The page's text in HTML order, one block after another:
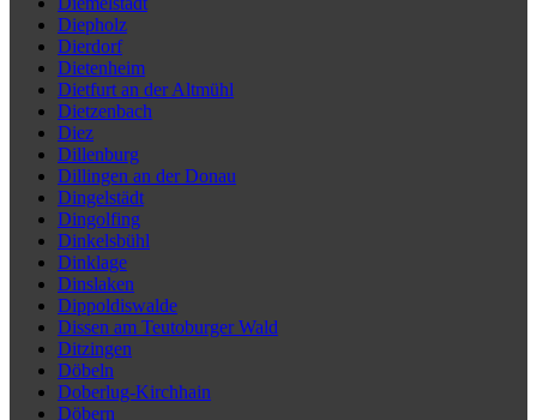
Diepholz
Dierdorf
Dietenheim
Dietfurt an der Altmühl
Dietzenbach
Diez
Dillenburg
Dillingen an der Donau
Dingelstädt
Dingolfing
Dinkelsbühl
Dinklage
Dinslaken
Dippoldiswalde
Dissen am Teutoburger Wald
Ditzingen
Döbeln
Doberlug-Kirchhain
Döbern